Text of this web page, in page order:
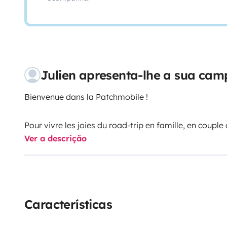
Julien apresenta-lhe a sua
Bienvenue dans la Patchmobile !
Pour vivre les joies du road-trip en famille, en couple
Nous louons notre voiture et notre tente de toit
perspectives avec des points de vue perchés en
• Tente complète de très bonne qualité.
Ver a descrição
Características